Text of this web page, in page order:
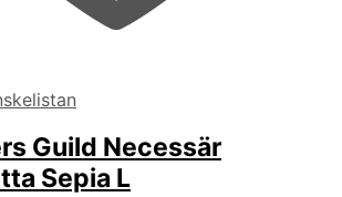
Guild Necessär
Sepia L